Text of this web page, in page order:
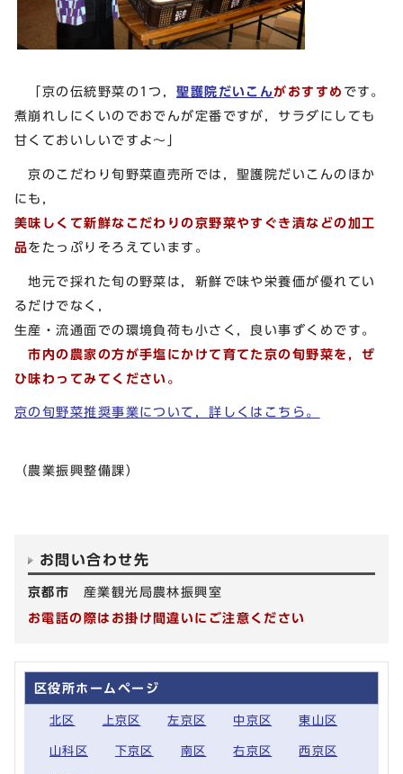
「京の伝統野菜の1つ，聖護院だいこんがおすすめ です。
煮崩れしにくいのでおでんが定番ですが，サラダにしても
甘くておいしいですよ～」
京のこだわり旬野菜直売所では，聖護院だいこんのほか
にも，
美味しくて新鮮なこだわりの京野菜やすぐき漬などの加工
品をたっぷりそろえています。
地元で採れた旬の野菜は，新鮮で味や栄養価が優れてい
るだけでなく，
生産・流通面での環境負荷も小さく，良い事ずくめです。
市内の農家の方が手塩にかけて育てた京の旬野菜を，ぜ
ひ味わってみてください。
京の旬野菜推奨事業について，詳しくはこちら。
（農業振興整備課）
お問い合わせ先
京都市 産業観光局農林振興室
お電話の際はお掛け間違いにご注意ください
区役所ホームページ
北区 上京区 左京区 中京区 東山区
山科区 下京区 南区 右京区 西京区